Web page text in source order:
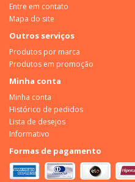
Entre em contato
Mapa do site
Outros serviços
Produtos por marca
Produtos em promoção
Minha conta
Minha conta
Histórico de pedidos
Lista de desejos
Informativo
Formas de pagamento